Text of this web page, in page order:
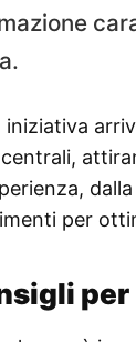
iniziativa
per